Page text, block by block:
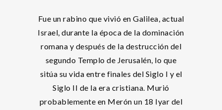
Fue un rabino que vivió en Galilea, actual
Israel, durante la época de la dominación
romana y después de la destrucción del
segundo Templo de Jerusalén, lo que
sitúa su vida entre finales del Siglo I y el
Siglo II de la era cristiana. Murió
probablemente en Merón un 18 Iyar del